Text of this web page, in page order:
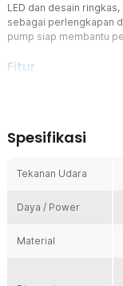
LED dan desain
sebagai perlengkapan
pump siap membantu
Fitur
pengisian angin ban
pompa manual. Mini
Desain Ringkas dan
mudah disimpan di
Spesifikasi
Tekanan Udara
Daya / Power
Material